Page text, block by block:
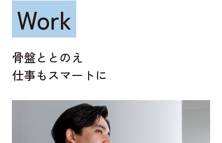
Work
骨盤ととのえ
仕事もスマートに